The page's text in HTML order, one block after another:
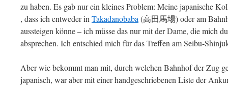
zu haben. Es gab nur ein kleines Problem: Meine japanische
, dass ich entweder in Takadanobaba (高田馬場) oder am
aussteigen könne – ich müsse das nur mit der Dame, die mich
absprechen. Ich entschied mich für das Treffen am Seibu-
Aber wie bekommt man mit, durch welchen Bahnhof der Zug
japanisch, war aber mit einer handgeschriebenen Liste der